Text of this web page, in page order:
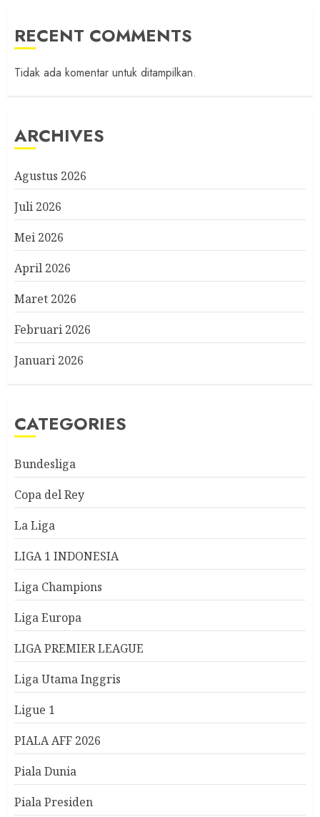
RECENT COMMENTS
Tidak ada komentar untuk ditampilkan.
ARCHIVES
Agustus 2026
Juli 2026
Mei 2026
April 2026
Maret 2026
Februari 2026
Januari 2026
CATEGORIES
Bundesliga
Copa del Rey
La Liga
LIGA 1 INDONESIA
Liga Champions
Liga Europa
LIGA PREMIER LEAGUE
Liga Utama Inggris
Ligue 1
PIALA AFF 2026
Piala Dunia
Piala Presiden